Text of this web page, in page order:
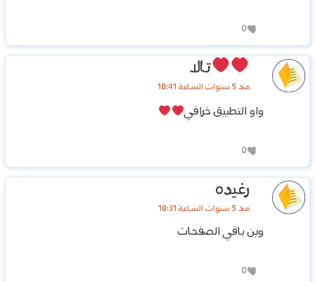
0
تالا
منذ 5 سنوات الساعة 10:41
واو التطبيق خرافي
0
رغيده
منذ 5 سنوات الساعة 10:31
وين باقي الصفحات
0